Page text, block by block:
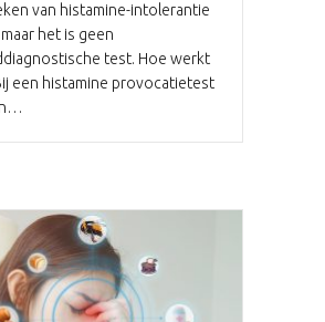
van histamine-intolerantie
het is geen
test. Hoe werkt
een histamine provocatietest